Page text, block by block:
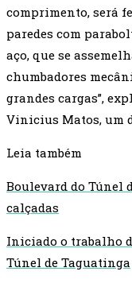
comprimento, será
paredes com
aço, que se
chumbadores
grandes cargas”,
Vinicius Matos, um
Leia também
Boulevard do Túnel
calçadas
Iniciado o trabalho
Túnel de Taguatinga